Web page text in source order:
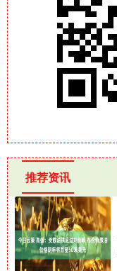
推荐资讯